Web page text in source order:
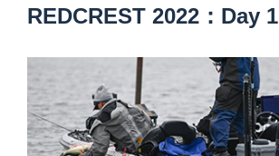
REDCREST 2022：Day 1